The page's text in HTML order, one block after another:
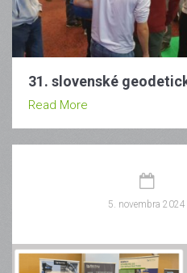
31. slovenské
Read More
5. novembra 2024